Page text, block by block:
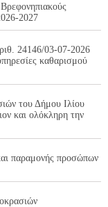
2027
24146/03-07-2026
καθαρισμού
του Δήμου Ιλίου
και ολόκληρη την
παραμονής προσώπων